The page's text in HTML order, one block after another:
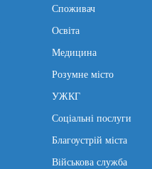
Споживач
Освіта
Медицина
Розумне місто
УЖКГ
Соціальні послуги
Благоустрій міста
Військова служба